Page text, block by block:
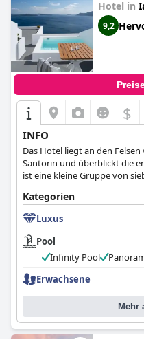
Hotel in
9,2
$
INFO
Das Hotel liegt an den
Santorin und überblickt die
ist eine kleine Gruppe von
Kategorien
Luxus
Pool
Infinity Pool
Erwachsene
Mehr